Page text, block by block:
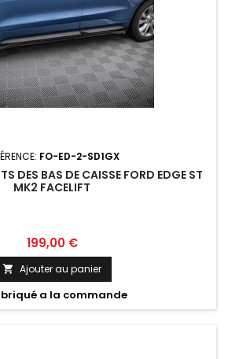
FO-ED-2-SD1GX
DES BAS DE CAISSE FORD EDGE ST
MK2 FACELIFT
Prix
199,00 €
 Ajouter au panier
a la commande